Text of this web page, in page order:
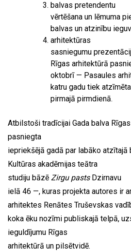
balvas pretendentu
vērtēšana un lēmuma
balvas un atzinību
arhitektūras
sasniegumu
Rīgas arhitektūrā
oktobrī — Pasaules
katru gadu tiek
pirmajā pirmdienā.
Atbilstoši tradīcijai Gada balva
pasniegta
iepriekšējā gadā par labāko atzītajā
Kultūras akadēmijas teātra
studiju bāzē Zirgu pastsDzirnavu
ielā 46 —, kuras projekta autores ir
arhitektes Renātes Truševskas
koka ēku nozīmi publiskajā telpā,
ieguldījumu Rīgas
arhitektūrā un pilsētvidē.